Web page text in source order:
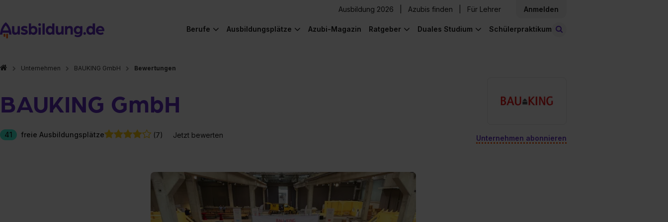
Ausbildung 2026 Azubis finden Für Lehrer Anmelden
Berufe Ausbildungsplätze Azubi-Magazin Ratgeber Duales Studium Schülerpraktikum
Unternehmen BAUKING GmbH Bewertungen
BAUKING GmbH
41 freie Ausbildungsplätze (7) Jetzt bewerten Unternehmen abonnieren
Hier gibt es (eigentlich) was Cooles zu sehen!
Hier gibt es (eigentlich) was Cooles zu sehen!
Hier gibt es (eigentlich) was Cooles zu sehen!